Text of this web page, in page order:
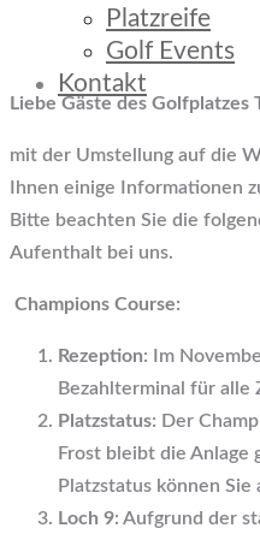
Platzreife
Golf Events
Kontakt
Liebe Gäste des Golfplatzes
mit der Umstellung auf die
Ihnen einige Informationen
Bitte beachten Sie die
Aufenthalt bei uns.
Champions Course:
Rezeption: Im
Bezahlterminal für alle
Platzstatus: Der
Frost bleibt die Anlage
Platzstatus können Sie
Loch 9: Aufgrund der